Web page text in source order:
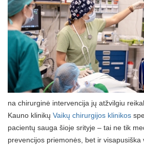
na chirurginė intervencija jų atžvilgiu
Kauno klinikų Vaikų chirurgijos klinikos
pacientų sauga šioje srityje – tai ne tik
prevencijos priemonės, bet ir visapusiška